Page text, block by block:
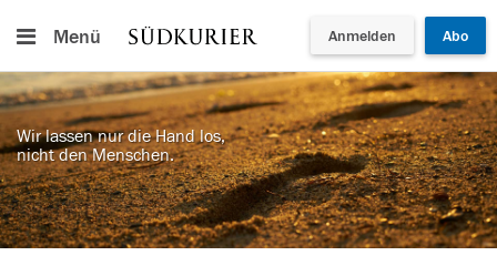
Menü Anmelden Abo
Wir lassen nur die Hand los,
nicht den Menschen.